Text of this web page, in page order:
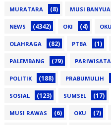
MURATARA (8) MUSI
NEWS (4342) OKI (4)
OLAHRAGA (82) PTBA (1)
PALEMBANG (79) PARIWISATA
POLITIK (188) PRABUMULIH
SOSIAL (123) SUMSEL (17)
MUSI RAWAS (6) OKU (7)